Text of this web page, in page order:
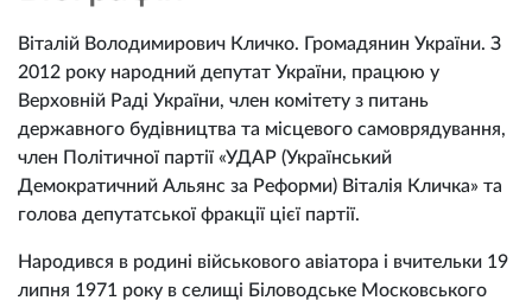
Віталій Володимирович Кличко. Громадянин України. З
2012 року народний депутат України, працюю у
Верховній Раді України, член комітету з питань
державного будівництва та місцевого самоврядування,
член Політичної партії «УДАР (Український
Демократичний Альянс за Реформи) Віталія Кличка» та
голова депутатської фракції цієї партії.
Народився в родині військового авіатора і вчительки 19
липня 1971 року в селищі Біловодське Московського